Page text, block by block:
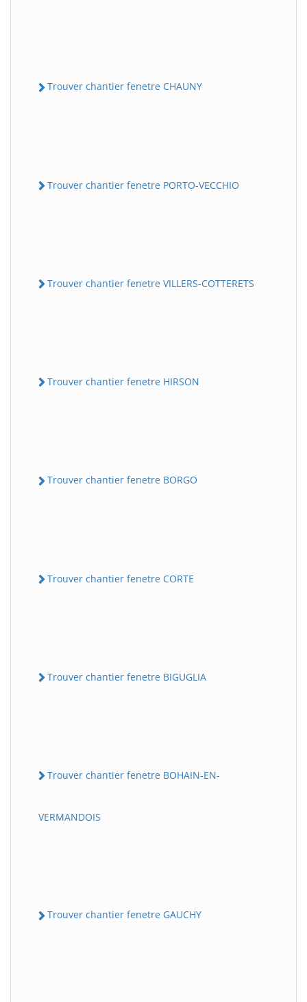
Trouver chantier fenetre CHAUNY
Trouver chantier fenetre PORTO-VECCHIO
Trouver chantier fenetre VILLERS-COTTERETS
Trouver chantier fenetre HIRSON
Trouver chantier fenetre BORGO
Trouver chantier fenetre CORTE
Trouver chantier fenetre BIGUGLIA
Trouver chantier fenetre BOHAIN-EN-
VERMANDOIS
Trouver chantier fenetre GAUCHY